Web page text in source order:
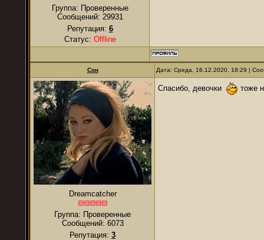
Группа: Проверенные
Сообщений: 29931
Репутация: 6
Статус: Offline
Сон Дата: Среда, 16.12.2020, 18:29 |
Dreamcatcher
Группа: Проверенные
Сообщений: 6073
Репутация: 3
Спасибо, девочки тоже